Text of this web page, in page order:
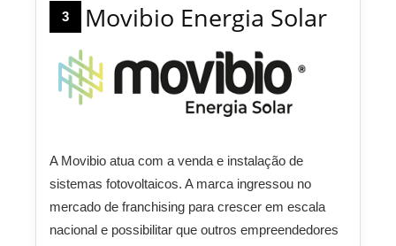
3 Movibio Energia Solar
A Movibio atua com a venda e instalação de
sistemas fotovoltaicos. A marca ingressou no
mercado de franchising para crescer em escala
nacional e possibilitar que outros empreendedores